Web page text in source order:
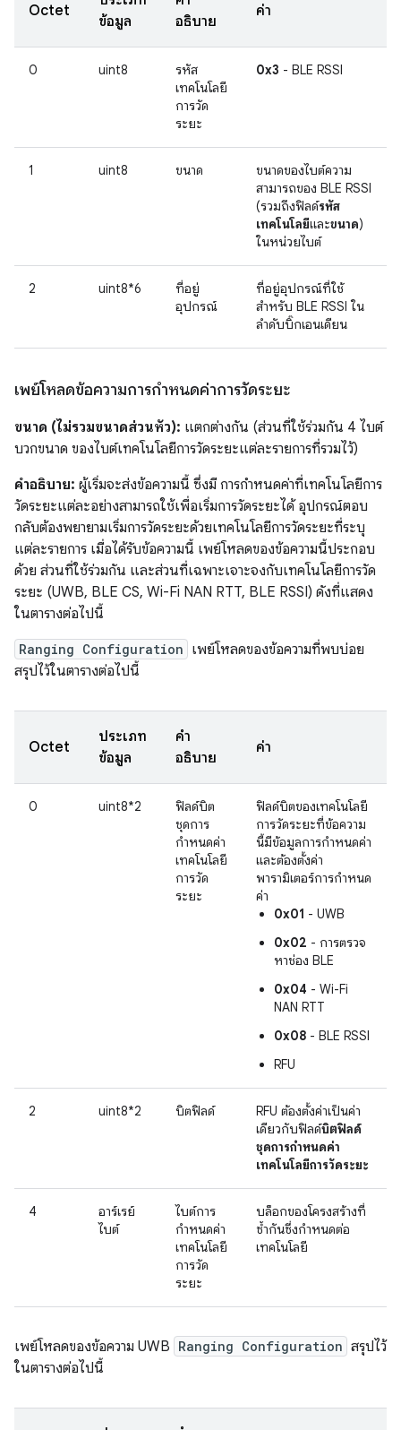
Octet
ข้อมูล
อธิบาย
ค่า
0 uint8
รหัส
เทคโนโลยี
การวัด
ระยะ
0x3 - BLE RSSI
1 uint8 ขนาด
ขนาดของไบต์ความ
สามารถของ BLE RSSI
(รวมถึงฟิลด์รหัส
เทคโนโลยีและขนาด)
ในหน่วยไบต์
2 uint8*6
ที่อยู่
อุปกรณ์
ที่อยู่อุปกรณ์ที่ใช้
สำหรับ BLE RSSI ใน
ลำดับบิ๊กเอนเดียน
เพย์โหลดข้อความการกำหนดค่าการวัดระยะ
ขนาด (ไม่รวมขนาดส่วนหัว): แตกต่างกัน (ส่วนที่ใช้ร่วมกัน 4 ไบต์
บวกขนาด ของไบต์เทคโนโลยีการวัดระยะแต่ละรายการที่รวมไว้)
คำอธิบาย: ผู้เริ่มจะส่งข้อความนี้ ซึ่งมี การกำหนดค่าที่เทคโนโลยีการ
วัดระยะแต่ละอย่างสามารถใช้เพื่อเริ่มการวัดระยะได้ อุปกรณ์ตอบ
กลับต้องพยายามเริ่มการวัดระยะด้วยเทคโนโลยีการวัดระยะที่ระบุ
แต่ละรายการ เมื่อได้รับข้อความนี้ เพย์โหลดของข้อความนี้ประกอบ
ด้วย ส่วนที่ใช้ร่วมกัน และส่วนที่เฉพาะเจาะจงกับเทคโนโลยีการวัด
ระยะ (UWB, BLE CS, Wi-Fi NAN RTT, BLE RSSI) ดังที่แสดง
ในตารางต่อไปนี้
Ranging Configuration เพย์โหลดของข้อความที่พบบ่อย
สรุปไว้ในตารางต่อไปนี้
Octet
ประเภท
ข้อมูล
คำ
อธิบาย
ค่า
0 uint8*2
ฟิลด์บิต
ชุดการ
กำหนดค่า
เทคโนโลยี
การวัด
ระยะ
ฟิลด์บิตของเทคโนโลยี
การวัดระยะที่ข้อความ
นี้มีข้อมูลการกำหนดค่า
และต้องตั้งค่า
พารามิเตอร์การกำหนด
ค่า
0x01 - UWB
0x02 - การตรวจ
หาช่อง BLE
0x04 - Wi-Fi
NAN RTT
0x08 - BLE RSSI
RFU
2 uint8*2 บิตฟิลด์
RFU ต้องตั้งค่าเป็นค่า
เดียวกับฟิลด์บิตฟิลด์
ชุดการกำหนดค่า
เทคโนโลยีการวัดระยะ
4
อาร์เรย์
ไบต์
ไบต์การ
กำหนดค่า
เทคโนโลยี
การวัด
ระยะ
บล็อกของโครงสร้างที่
ซ้ำกันซึ่งกำหนดต่อ
เทคโนโลยี
เพย์โหลดของข้อความ UWB Ranging Configuration สรุปไว้
ในตารางต่อไปนี้